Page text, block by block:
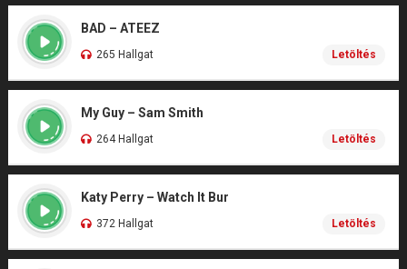
BAD – ATEEZ
265 Hallgat Letöltés
My Guy – Sam Smith
264 Hallgat Letöltés
Katy Perry – Watch It Bur
372 Hallgat Letöltés